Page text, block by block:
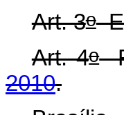
Art. 3o
Art. 4o
2010.